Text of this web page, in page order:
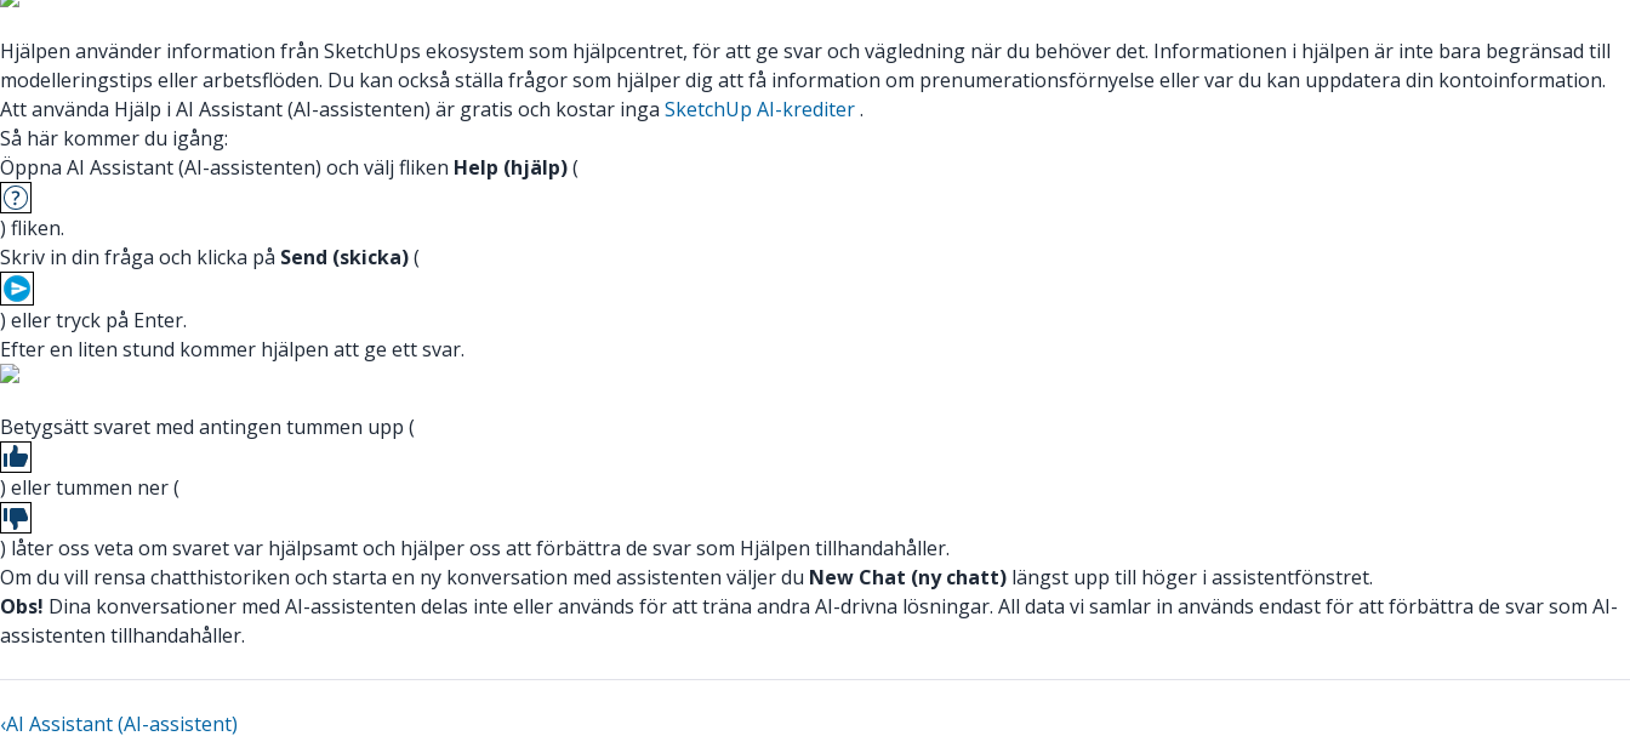
Hjälpen använder information från SketchUps ekosystem som hjälpcentret, för att ge svar och vägledning när du behöver det. Informationen i hjälpen är inte bara begränsad till
modelleringstips eller arbetsflöden. Du kan också ställa frågor som hjälper dig att få information om prenumerationsförnyelse eller var du kan uppdatera din kontoinformation.
Att använda Hjälp i AI Assistant (AI-assistenten) är gratis och kostar inga SketchUp AI-krediter.
Så här kommer du igång:
Öppna AI Assistant (AI-assistenten) och välj fliken Help (hjälp)(
) fliken.
Skriv in din fråga och klicka på Send (skicka)(
) eller tryck på Enter.
Efter en liten stund kommer hjälpen att ge ett svar.
Betygsätt svaret med antingen tummen upp (
) eller tummen ner (
) låter oss veta om svaret var hjälpsamt och hjälper oss att förbättra de svar som Hjälpen tillhandahåller.
Om du vill rensa chatthistoriken och starta en ny konversation med assistenten väljer du New Chat (ny chatt) längst upp till höger i assistentfönstret.
Obs! Dina konversationer med AI-assistenten delas inte eller används för att träna andra AI-drivna lösningar. All data vi samlar in används endast för att förbättra de svar som AI-
assistenten tillhandahåller.
‹AI Assistant (AI-assistent)